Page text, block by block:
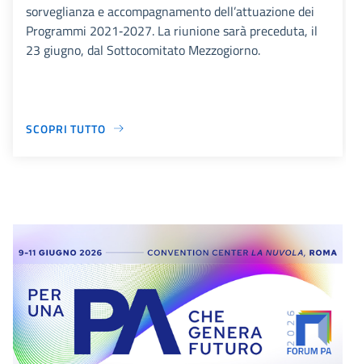
sorveglianza e accompagnamento dell’attuazione dei
Programmi 2021‑2027. La riunione sarà preceduta, il
23 giugno, dal Sottocomitato Mezzogiorno.
SCOPRI TUTTO